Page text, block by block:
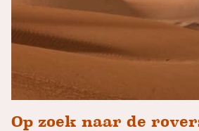
Op zoek naar de